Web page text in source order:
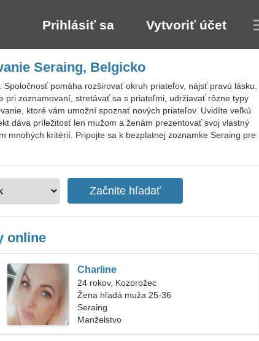
Prihlásiť sa Vytvoriť účet
Seraing, Belgicko
pomáha rozširovať okruh priateľov, nájsť pravú lásku.
zoznamovaní, stretávať sa s priateľmi, udržiavať rôzne typy
ktoré vám umožní spoznať nových priateľov. Uvidíte veľkú
dáva príležitosť len mužom a ženám prezentovať svoj vlastný
mnohých kritérií. Pripojte sa k bezplatnej zoznamke Seraing pre
online
Charline
24 rokov, Kozorožec
Žena hľadá muža 25-36
Seraing
Manželstvo